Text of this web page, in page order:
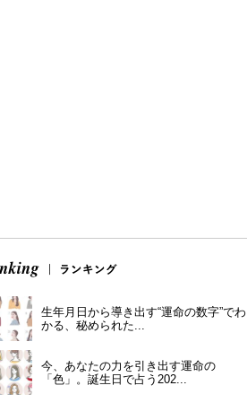
生年月日から導き出す“運命の数字”でわ
かる、秘められた...
今、あなたの力を引き出す運命の
「色」。誕生日で占う202...